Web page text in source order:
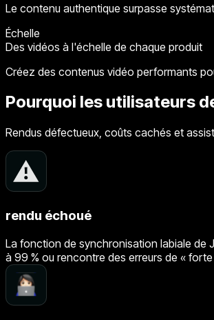
Le contenu authentique surpasse
Échelle
Des vidéos à l'échelle de chaque produit
Créez des contenus vidéo performants
Pourquoi les utilisateurs
Rendus défectueux, coûts cachés et
rendu échoué
La fonction de synchronisation labiale de
à 99 % ou rencontre des erreurs de «